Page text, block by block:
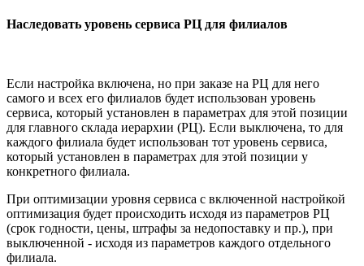
Наследовать уровень сервиса РЦ для филиалов
Если настройка включена, но при заказе на РЦ для него
самого и всех его филиалов будет использован уровень
сервиса, который установлен в параметрах для этой позиции
для главного склада иерархии (РЦ). Если выключена, то для
каждого филиала будет использован тот уровень сервиса,
который установлен в параметрах для этой позиции у
конкретного филиала.
При оптимизации уровня сервиса с включенной настройкой
оптимизация будет происходить исходя из параметров РЦ
(срок годности, цены, штрафы за недопоставку и пр.), при
выключенной - исходя из параметров каждого отдельного
филиала.